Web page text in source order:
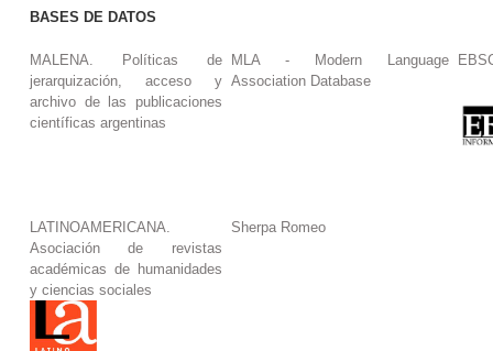
BASES DE DATOS
MALENA. Políticas de
jerarquización, acceso y
archivo de las publicaciones
científicas argentinas
MLA - Modern Language
Association Database
LATINOAMERICANA.
Asociación de revistas
académicas de humanidades
y ciencias sociales
Sherpa Romeo